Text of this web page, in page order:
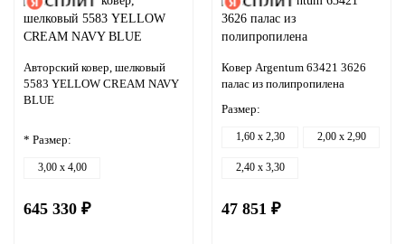
Авторский ковер, шелковый
5583 YELLOW CREAM NAVY
BLUE
* Размер:
3,00 x 4,00
645 330 ₽
Ковер Argentum 63421 3626
палас из полипропилена
Размер:
1,60 x 2,30 2,00 x 2,90
2,40 x 3,30
47 851 ₽